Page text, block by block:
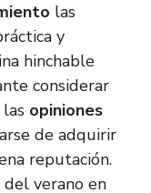
las
y
hinchable
considerar
opiniones
de adquirir
reputación.
del verano en